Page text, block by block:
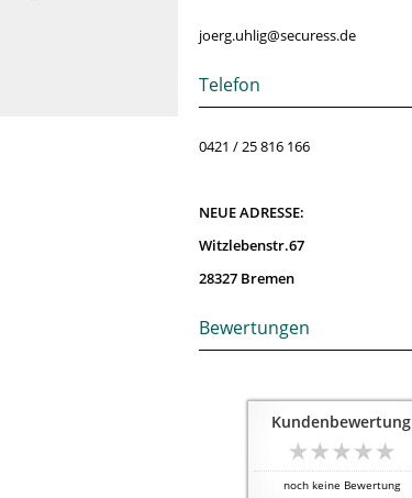
joerg.uhlig@securess.de
Telefon
0421 / 25 816 166
NEUE ADRESSE:
Witzlebenstr.67
28327 Bremen
Bewertungen
Kundenbewertung
noch keine Bewertung